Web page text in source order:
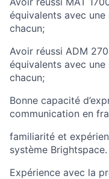
équivalents avec
chacun;
Avoir réussi ADM
équivalents avec
chacun;
Bonne capacité
communication en
familiarité et
système Brightspace.
Expérience avec la